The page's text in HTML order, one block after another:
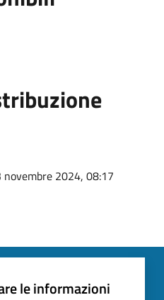
novembre 2024, 08:17
le informazioni